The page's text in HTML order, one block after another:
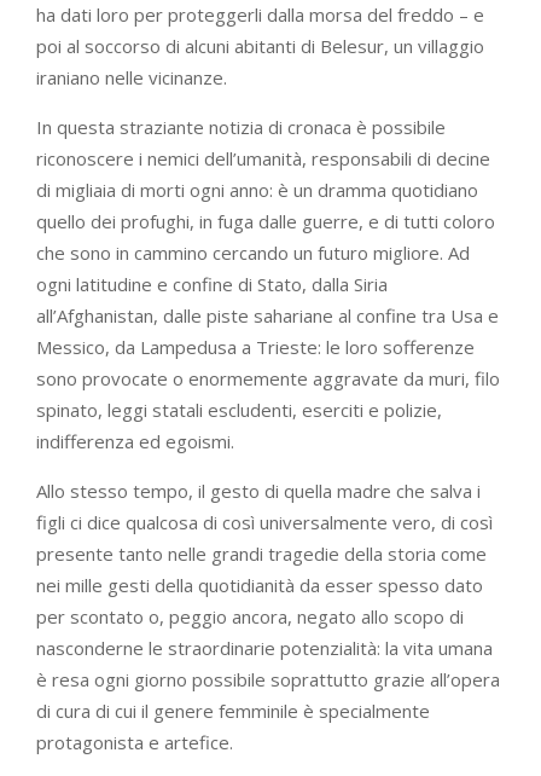
ha dati loro per proteggerli dalla morsa del freddo – e
poi al soccorso di alcuni abitanti di Belesur, un villaggio
iraniano nelle vicinanze.
In questa straziante notizia di cronaca è possibile
riconoscere i nemici dell’umanità, responsabili di decine
di migliaia di morti ogni anno: è un dramma quotidiano
quello dei profughi, in fuga dalle guerre, e di tutti coloro
che sono in cammino cercando un futuro migliore. Ad
ogni latitudine e confine di Stato, dalla Siria
all’Afghanistan, dalle piste sahariane al confine tra Usa e
Messico, da Lampedusa a Trieste: le loro sofferenze
sono provocate o enormemente aggravate da muri, filo
spinato, leggi statali escludenti, eserciti e polizie,
indifferenza ed egoismi.
Allo stesso tempo, il gesto di quella madre che salva i
figli ci dice qualcosa di così universalmente vero, di così
presente tanto nelle grandi tragedie della storia come
nei mille gesti della quotidianità da esser spesso dato
per scontato o, peggio ancora, negato allo scopo di
nasconderne le straordinarie potenzialità: la vita umana
è resa ogni giorno possibile soprattutto grazie all’opera
di cura di cui il genere femminile è specialmente
protagonista e artefice.